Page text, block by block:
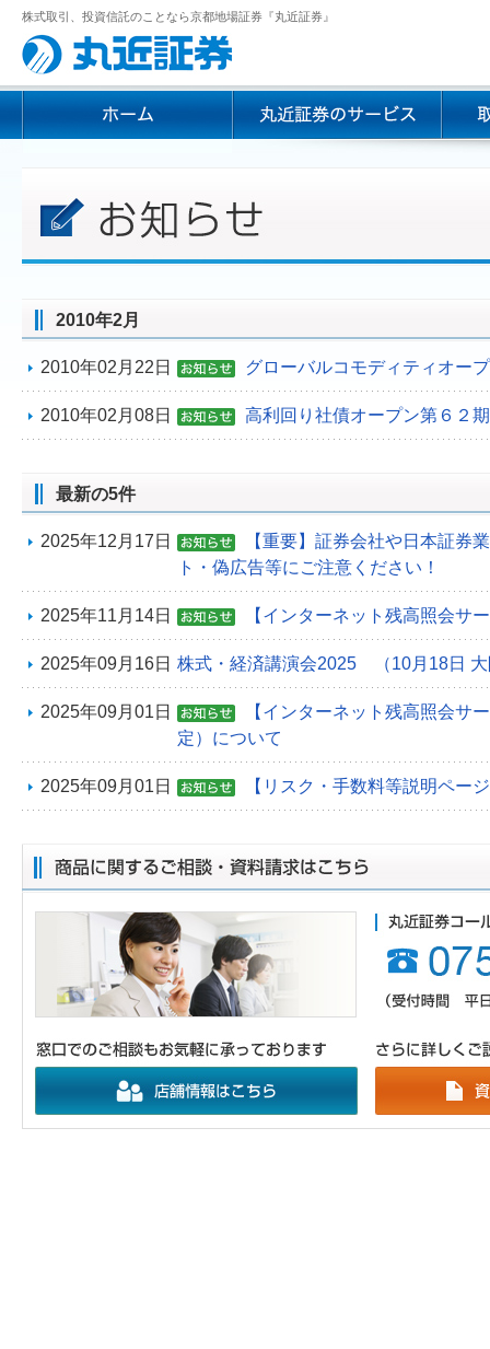
株式取引、投資信託のことなら京都地場証券『丸近証券』
2010年2月
2010年02月22日 グローバルコモディティオー
2010年02月08日 高利回り社債オープン第６２
最新の5件
2025年12月17日
【重要】証券会社や日本証券
ト・偽広告等にご注意ください！
2025年11月14日 【インターネット残高照会サ
2025年09月16日 株式・経済講演会2025 （10月18日 大
2025年09月01日
【インターネット残高照会サ
定）について
2025年09月01日 【リスク・手数料等説明ペー